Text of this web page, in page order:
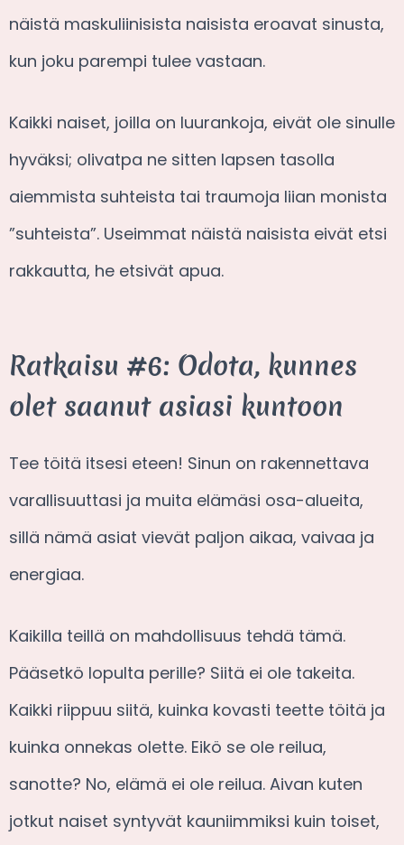
näistä maskuliinisista naisista eroavat sinusta,
kun joku parempi tulee vastaan.
Kaikki naiset, joilla on luurankoja, eivät ole sinulle
hyväksi; olivatpa ne sitten lapsen tasolla
aiemmista suhteista tai traumoja liian monista
”suhteista”. Useimmat näistä naisista eivät etsi
rakkautta, he etsivät apua.
Ratkaisu #6: Odota, kunnes
olet saanut asiasi kuntoon
Tee töitä itsesi eteen! Sinun on rakennettava
varallisuuttasi ja muita elämäsi osa-alueita,
sillä nämä asiat vievät paljon aikaa, vaivaa ja
energiaa.
Kaikilla teillä on mahdollisuus tehdä tämä.
Pääsetkö lopulta perille? Siitä ei ole takeita.
Kaikki riippuu siitä, kuinka kovasti teette töitä ja
kuinka onnekas olette. Eikö se ole reilua,
sanotte? No, elämä ei ole reilua. Aivan kuten
jotkut naiset syntyvät kauniimmiksi kuin toiset,